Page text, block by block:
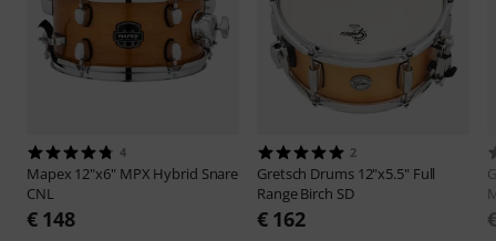
4
Mapex 12"x6" MPX Hybrid Snare
CNL
€ 148
2
Gretsch Drums 12"x5.5" Full
Range Birch SD
€ 162